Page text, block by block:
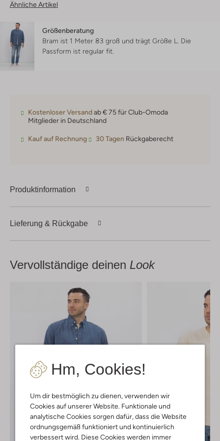
Hm, Cookies!
Um dir bestmöglich zu dienen, verwenden wir
Cookies auf unserer Website. Funktionale und
analytische Cookies sorgen dafür, dass die Website
ordnungsgemäß funktioniert und kontinuierlich
verbessert wird. Diese Cookies werden immer
Ähnliche Artikel
Größenberatung
Bram ist 1 Meter 83 groß und trägt Größe L. Die
Passform ist regular fit
Kostenloser Versandab € 75 für Club-Omoda
Mitglieder in Deutschland
Kauf auf Rechnung 30 Tagen Rückgaberecht
Produktinformation
Lieferung & Rückgabe
Vervollständige deinen Look